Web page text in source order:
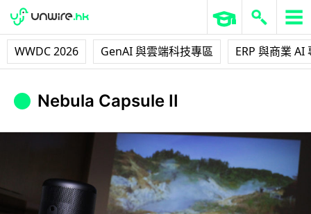
WWDC 2026 GenAI 與雲端科技專區 ERP 與商業 AI
Nebula Capsule II